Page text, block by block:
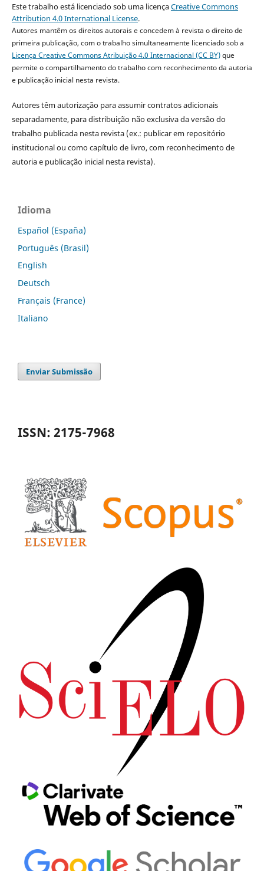
Este trabalho está licenciado sob uma licençaCreative Commons
Attribution 4.0 International License.
Autores mantêm os direitos autorais e concedem à revista o direito de
primeira publicação, com o trabalho simultaneamente licenciado sob a
Licença Creative Commons Atribuição 4.0 Internacional (CC BY)que
permite o compartilhamento do trabalho com reconhecimento da autoria
e publicação inicial nesta revista.
Autores têm autorização para assumir contratos adicionais
separadamente, para distribuição não exclusiva da versão do
trabalho publicada nesta revista (ex.: publicar em repositório
institucional ou como capítulo de livro, com reconhecimento de
autoria e publicação inicial nesta revista).
Idioma
Español (España)
Português (Brasil)
English
Deutsch
Français (France)
Italiano
Enviar Submissão
ISSN: 2175-7968